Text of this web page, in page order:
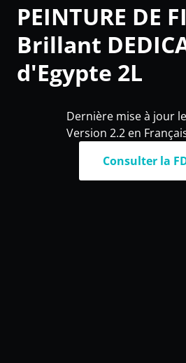
PEINTURE DE
Brillant
d'Egypte 2L
Dernière mise à jour
Version 2.2 en
Consulter la